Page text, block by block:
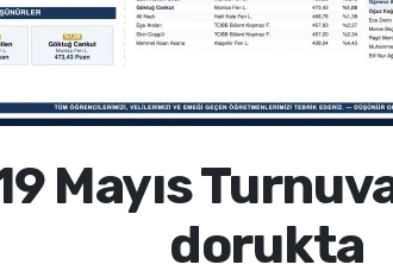
Mayıs
dorukta